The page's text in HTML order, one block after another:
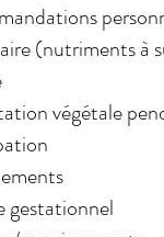
(nutriments à
végétale
gestationnel